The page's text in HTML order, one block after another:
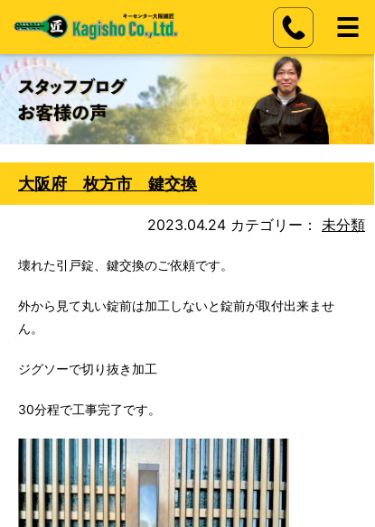
大阪府 枚方市 鍵交換
2023.04.24 カテゴリー： 未分類
壊れた引戸錠、鍵交換のご依頼です。
外から見て丸い錠前は加工しないと錠前が取付出来ませ
ん。
ジグソーで切り抜き加工
30分程で工事完了です。